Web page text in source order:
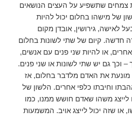
צמחים שתשפיע על העצים הנושאים
של מישהו בחלום יכול להיות
לאישה, גירושין, אובדן מקום
חדשה. קיום של שתי לשונות בחלום
או להיות שני פנים עם אנשים,
וכך גם יש שתי לשונות או שני פנים.
מונעת את האדם מלדבר בחלום, אז
וחיבתו כלפי אחרים. הלשון של
משהו שאדם חושש ממנו, כמו
או שזה יכול לייצג אויב. המשמעות